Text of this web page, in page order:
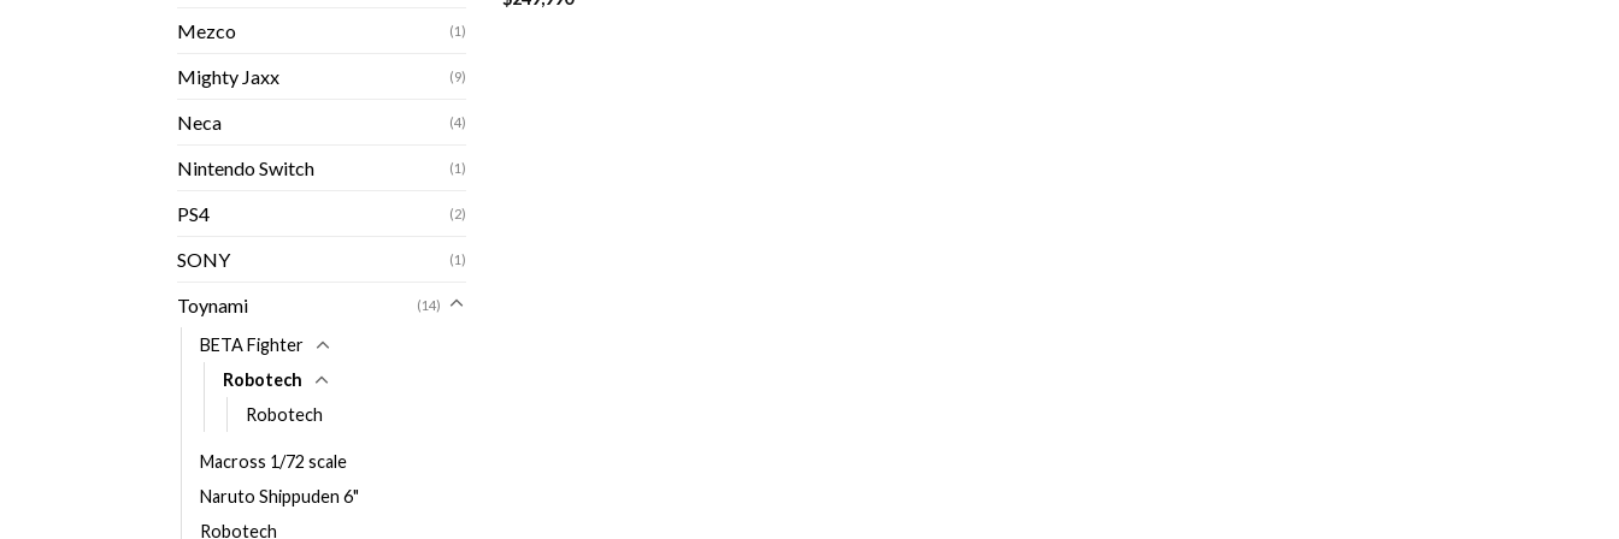
Mezco (1)
Mighty Jaxx (9)
Neca (4)
Nintendo Switch (1)
PS4 (2)
SONY (1)
Toynami (14)
BETA Fighter
Robotech
Robotech
Macross 1/72 scale
Naruto Shippuden 6"
Robotech